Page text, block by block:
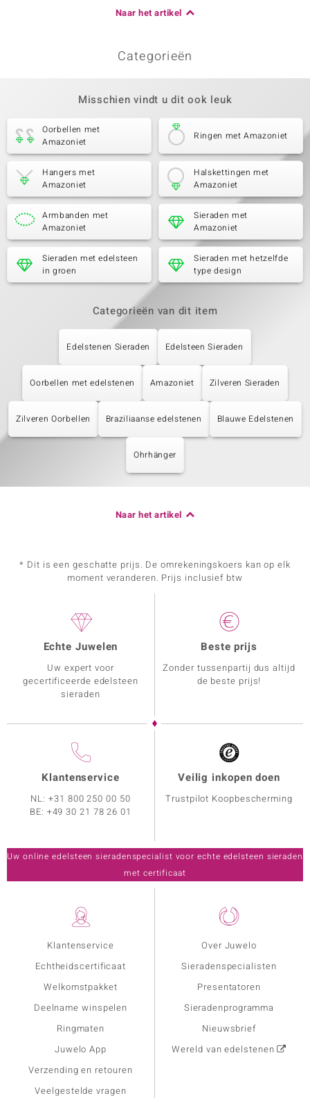
Naar het artikel
Categorieën
Misschien vindt u dit ook leuk
Oorbellen met
Amazoniet
Ringen met Amazoniet
Hangers met
Amazoniet
Halskettingen met
Amazoniet
Armbanden met
Amazoniet
Sieraden met
Amazoniet
Sieraden met edelsteen
in groen
Sieraden met hetzelfde
type design
Categorieën van dit item
Edelstenen Sieraden Edelsteen Sieraden
Oorbellen met edelstenen Amazoniet Zilveren Sieraden
Zilveren Oorbellen Braziliaanse edelstenen Blauwe Edelstenen
Ohrhänger
Naar het artikel
* Dit is een geschatte prijs. De omrekeningskoers kan op elk
moment veranderen. Prijs inclusief btw
Klantenservice
Echtheidscertificaat
Welkomstpakket
Deelname winspelen
Ringmaten
Juwelo App
Verzending en retouren
Veelgestelde vragen
Over Juwelo
Sieradenspecialisten
Presentatoren
Sieradenprogramma
Nieuwsbrief
Wereld van edelstenen
Echte Juwelen
Uw expert voor
gecertificeerde edelsteen
sieraden
Beste prijs
Zonder tussenpartij dus altijd
de beste prijs!
Klantenservice
NL:+31 800 250 00 50
BE: +49 30 21 78 26 01
Veilig inkopen doen
Trustpilot Koopbescherming
Uw online edelsteen sieradenspecialist voor echte edelsteen sieraden
met certificaat